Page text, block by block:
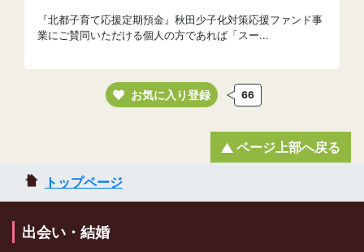
『北都子育て応援定期預金』秋田少子化対策応援ファンド事
業にご賛同いただける個人の方であれば「スー...
お気に入り登録 66
トップページ
ページ上部へ戻る
出会い・結婚